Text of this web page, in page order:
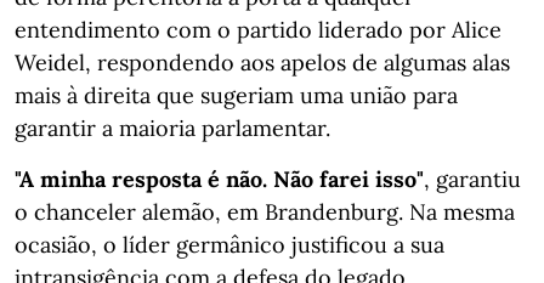
entendimento com o partido liderado por Alice
Weidel, respondendo aos apelos de algumas alas
mais à direita que sugeriam uma união para
garantir a maioria parlamentar.
"A minha resposta é não. Não farei isso", garantiu
o chanceler alemão, em Brandenburg. Na mesma
ocasião, o líder germânico justificou a sua
intransigência com a defesa do legado